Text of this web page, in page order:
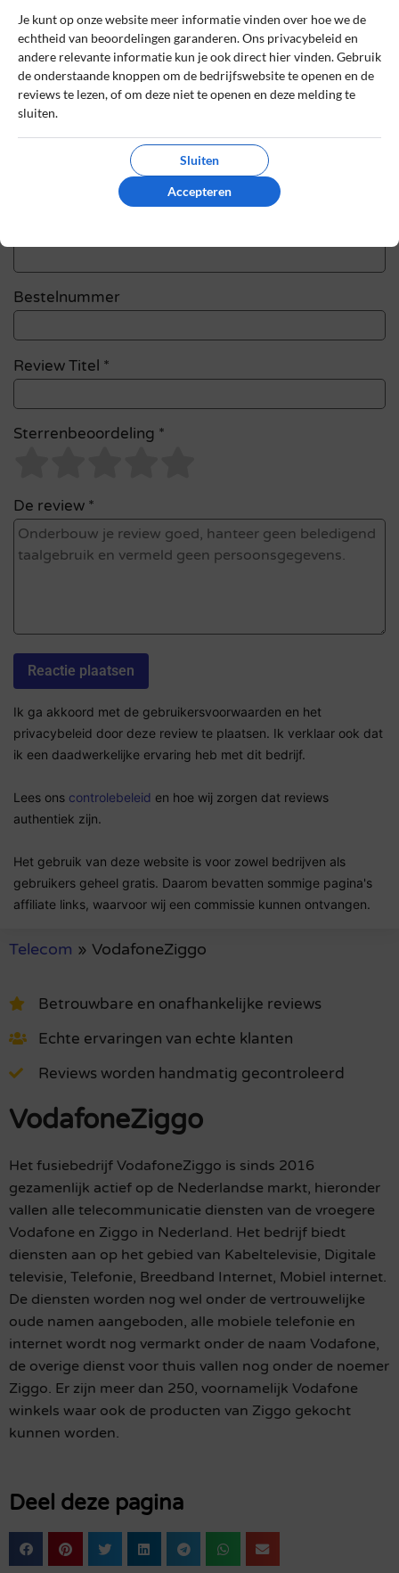
Schrijf een review
Het e-mailadres en bestelnummer worden niet
gepubliceerd. Vereiste velden zijn gemarkeerd
Bestelnummer
Review Titel *
Sterrenbeoordeling *
De review *
Ik ga akkoord met de gebruikersvoorwaarden en het
privacybeleid door deze review te plaatsen. Ik verklaar ook dat
ik een daadwerkelijke ervaring heb met dit bedrijf.
Lees ons controlebeleid en hoe wij zorgen dat reviews
authentiek zijn.
Het gebruik van deze website is voor zowel bedrijven als
gebruikers geheel gratis. Daarom bevatten sommige pagina's
affiliate links, waarvoor wij een commissie kunnen ontvangen.
Telecom » VodafoneZiggo
Betrouwbare en onafhankelijke reviews
Echte ervaringen van echte klanten
Reviews worden handmatig gecontroleerd
VodafoneZiggo
Het fusiebedrijf VodafoneZiggo is sinds 2016
gezamenlijk actief op de Nederlandse markt, hieronder
vallen alle telecommunicatie diensten van de vroegere
Vodafone en Ziggo in Nederland. Het bedrijf biedt
diensten aan op het gebied van Kabeltelevisie, Digitale
televisie, Telefonie, Breedband Internet, Mobiel internet.
De diensten worden nog wel onder de vertrouwelijke
oude namen aangeboden, alle mobiele telefonie en
internet wordt nog vermarkt onder de naam Vodafone,
de overige dienst voor thuis vallen nog onder de noemer
Ziggo. Er zijn meer dan 250, voornamelijk Vodafone
winkels waar ook de producten van Ziggo gekocht
kunnen worden.
Deel deze pagina
Je kunt op onze website meer informatie vinden over hoe we de
echtheid van beoordelingen garanderen. Ons privacybeleid en
andere relevante informatie kun je ook direct hier vinden. Gebruik
de onderstaande knoppen om de bedrijfswebsite te openen en de
reviews te lezen, of om deze niet te openen en deze melding te
sluiten.
Sluiten
Accepteren